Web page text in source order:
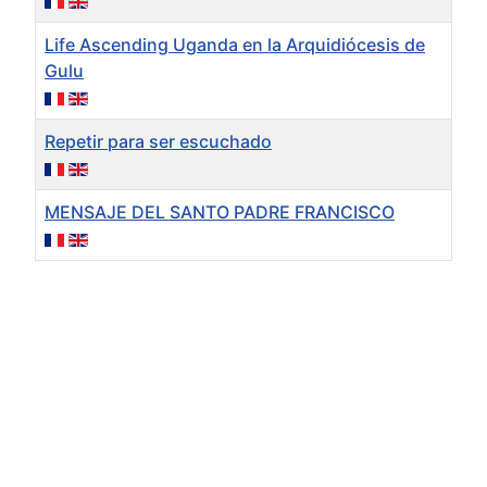
Life Ascending Uganda en la Arquidiócesis de
Gulu
Repetir para ser escuchado
MENSAJE DEL SANTO PADRE FRANCISCO